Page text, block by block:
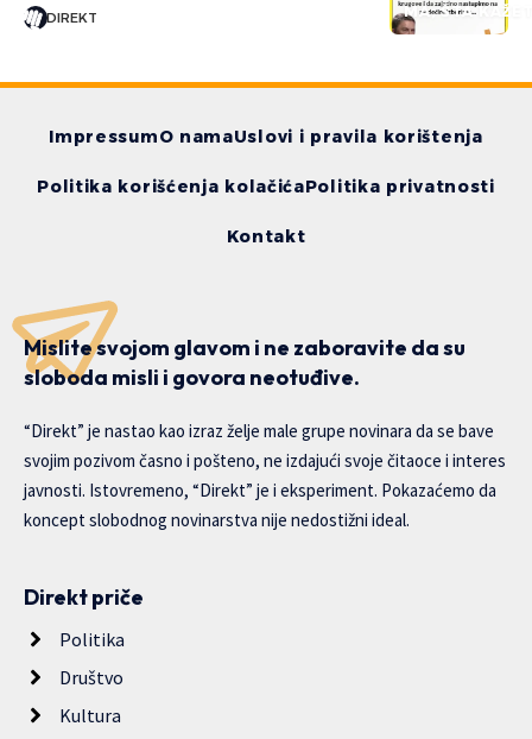
MA, ŠTA
DIREKT
ImpressumO namaUslovi i pravila korištenja
Politika korišćenja kolačićaPolitika privatnosti
Kontakt
Mislite svojom glavom i ne zaboravite da su
sloboda misli i govora neotuđive.
“Direkt” je nastao kao izraz želje male grupe novinara da se bave
svojim pozivom časno i pošteno, ne izdajući svoje čitaoce i interes
javnosti. Istovremeno, “Direkt” je i eksperiment. Pokazaćemo da
koncept slobodnog novinarstva nije nedostižni ideal.
Direkt priče
Politika
Društvo
Kultura